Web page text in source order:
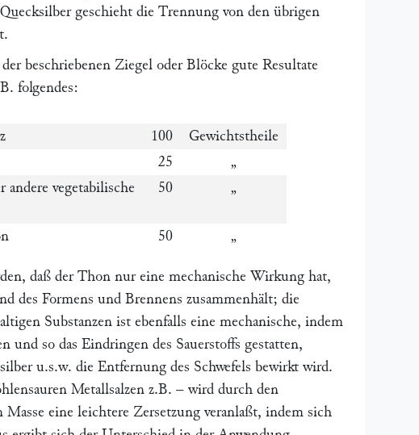
geschieht die Trennung von den übrigen
beschriebenen Ziegel oder Blöcke gute Resultate
folgendes:
100
Gewichtstheile
25
„
andere vegetabilische
50 „
50 „
daß der Thon nur eine mechanische Wirkung hat,
des Formens und Brennens zusammenhält; die
Substanzen ist ebenfalls eine mechanische, indem
und so das Eindringen des Sauerstoffs gestatten,
u.s.w. die Entfernung des Schwefels bewirkt wird.
Metallsalzen z.B. – wird durch den
eine leichtere Zersetzung veranlaßt, indem sich